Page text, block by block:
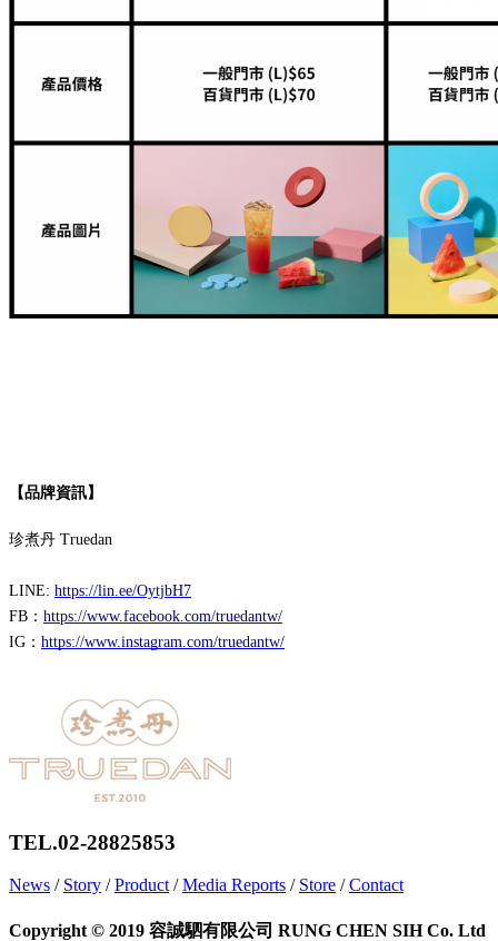
【品牌資訊】
珍煮丹 Truedan
LINE: https://lin.ee/OytjbH7
FB： https://www.facebook.com/truedantw/
IG： https://www.instagram.com/truedantw/
TEL.02-28825853
News / Story / Product/ Media Reports / Store / Contact
Copyright © 2019 容誠駟有限公司 RUNG CHEN SIH Co. Ltd